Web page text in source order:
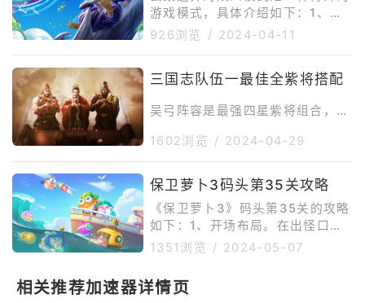
布的高练度很高，而且控制的很
好，如果对方不能移动，吕布就能
轻松的解决掉。诸葛比黄月英更适
不多，但是他的攻击力却要高得
血，冰冻，晕眩，诸葛则是会被灼
游戏模式，具体介绍如下：1、游
戏机制。在这个模式中，玩家将两
式中，队友之间不会相遇，这为玩
式。3、经济运营。玩家可以通过
控制经济来优化阵容，例如通过连
败策略来积累金币和装备，以便更
快地提升阵容质量。4、阵容搭
配。双人模式中，玩家可以搭配不
同的阵容来应对不同的对手，例如
4刺客加上2
926浏览 / 2024-04-11
三国志队伍一最佳全紫将搭配
吴弓阵容是最强四星紫将组合，由
将，兵法选择趁火打劫和将威，加
点选择全智商。2、张任掌控，带
短兵相见和纵兵抢掠，兵法选择以
治击乱和鬼谋。3、审配辅助，带
整装待发和挟势弄权，兵法选择援
其必攻和掩虚。
1602浏览 / 2024-04-29
保卫萝卜3码头第35关攻略
《保卫萝卜3》码头第35关的攻略
如下：1、开场布局。在出怪口放
置一个冰冻星，在中间滑块上各放
放置一个玩具飞机，利用前两波怪
的时间多打几下道具。2、清理障
1351浏览 / 2024-05-07
相关推荐加速器详情页